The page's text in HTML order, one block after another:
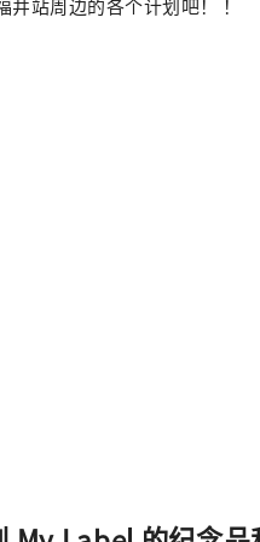
站周边的各个计划吧！ ！